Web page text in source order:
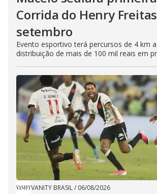
Corrida do Henry
setembro
Evento esportivo terá percursos de 4 km
distribuição de mais de 100 mil reais em
VANITY BRASIL/ 06/08/2026